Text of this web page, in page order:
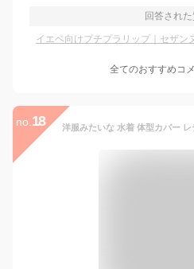
回答された
イエベ向けプチプラリップ｜セザン
全てのおすすめコ
no. 18